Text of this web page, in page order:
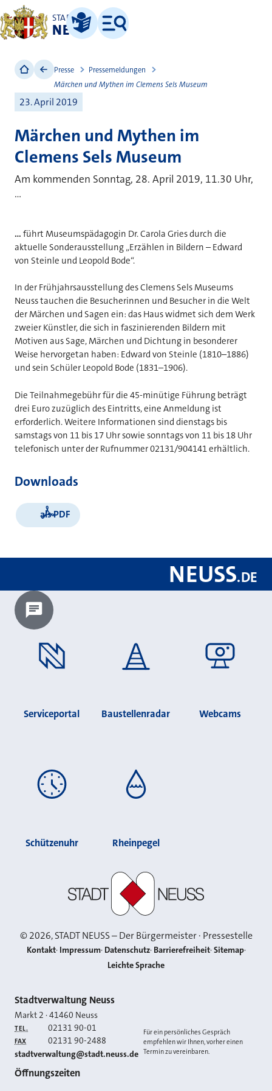
STADT
NEUSS
Leichte Sprache
Menü
Presse
Pressemeldungen
Märchen und Mythen im Clemens Sels Museum
23. April 2019
Märchen und Mythen im
Clemens Sels Museum
Am kommenden Sonntag, 28. April 2019, 11.30 Uhr,
...
... führt Museumspädagogin Dr. Carola Gries durch die
aktuelle Sonderausstellung „Erzählen in Bildern – Edward
von Steinle und Leopold Bode“.
In der Frühjahrsausstellung des Clemens Sels Museums
Neuss tauchen die Besucherinnen und Besucher in die Welt
der Märchen und Sagen ein: das Haus widmet sich dem Werk
zweier Künstler, die sich in faszinierenden Bildern mit
Motiven aus Sage, Märchen und Dichtung in besonderer
Weise hervorgetan haben: Edward von Steinle (1810–1886)
und sein Schüler Leopold Bode (1831–1906).
Die Teilnahmegebühr für die 45-minütige Führung beträgt
drei Euro zuzüglich des Eintritts, eine Anmeldung ist
erforderlich. Weitere Informationen sind dienstags bis
samstags von 11 bis 17 Uhr sowie sonntags von 11 bis 18 Uhr
telefonisch unter der Rufnummer 02131/904141 erhältlich.
Downloads
als PDF
NEUSS.DE
Chatbot laden?
Serviceportal Baustellenradar Webcams
Schützenuhr Rheinpegel
©2026, STADT NEUSS – Der Bürgermeister · Pressestelle
Kontakt Impressum Datenschutz Barrierefreiheit Sitemap
Leichte Sprache
Kontakt
Stadtverwaltung Neuss
Markt 2 ·41460 Neuss
TEL. 02131 90-01
FAX 02131 90-2488
E-MAIL
stadtverwaltung@stadt.neuss.de
Für ein persönliches Gespräch
empfehlen wir Ihnen, vorher einen
Termin zu vereinbaren.
Öffnungszeiten